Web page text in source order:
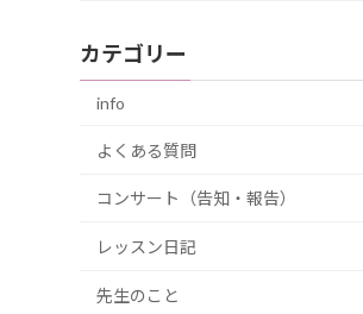
カテゴリー
info
よくある質問
コンサート（告知・報告）
レッスン日記
先生のこと